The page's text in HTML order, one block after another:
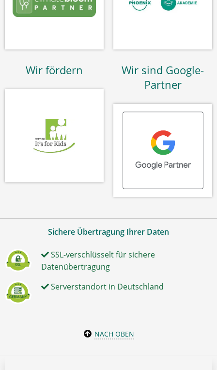
Wir fördern
Wir sind Google-
Partner
Sichere Übertragung Ihrer Daten
SSL-verschlüsselt für sichere
Datenübertragung
Serverstandort in Deutschland
NACH OBEN